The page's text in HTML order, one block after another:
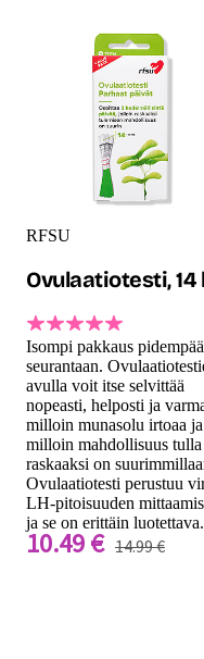
RFSU
Ovulaatiotesti, 14
Isompi pakkaus
seurantaan.
avulla voit itse selvittää
nopeasti, helposti ja
milloin munasolu irtoaa ja
milloin mahdollisuus tulla
raskaaksi on
Ovulaatiotesti perustuu
LH-pitoisuuden
ja se on erittäin luotettava.
10.49 € 14.99 €